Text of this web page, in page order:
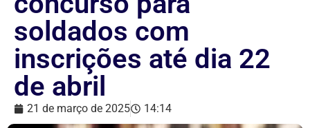
soldados com
inscrições até dia 22
de abril
21 de março de 2025 14:14